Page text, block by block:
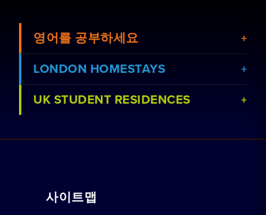
영어를 공부하세요
강좌 보기
학교 보기
LONDON HOMESTAYS
홈스테이 예약하기
UK STUDENT RESIDENCES
사이트맵